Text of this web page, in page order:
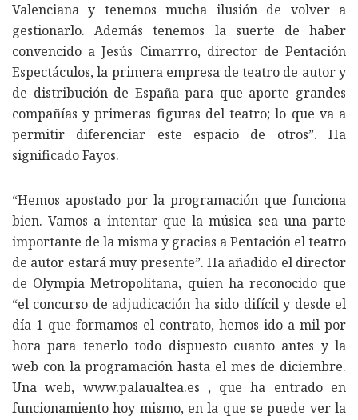
Valenciana y tenemos mucha ilusión de volver a
gestionarlo. Además tenemos la suerte de haber
convencido a Jesús Cimarrro, director de Pentación
Espectáculos, la primera empresa de teatro de autor y
de distribución de España para que aporte grandes
compañías y primeras figuras del teatro; lo que va a
permitir diferenciar este espacio de otros”. Ha
significado Fayos.
“Hemos apostado por la programación que funciona
bien. Vamos a intentar que la música sea una parte
importante de la misma y gracias a Pentación el teatro
de autor estará muy presente”. Ha añadido el director
de Olympia Metropolitana, quien ha reconocido que
“el concurso de adjudicación ha sido difícil y desde el
día 1 que formamos el contrato, hemos ido a mil por
hora para tenerlo todo dispuesto cuanto antes y la
web con la programación hasta el mes de diciembre.
Una web, www.palaualtea.es , que ha entrado en
funcionamiento hoy mismo, en la que se puede ver la